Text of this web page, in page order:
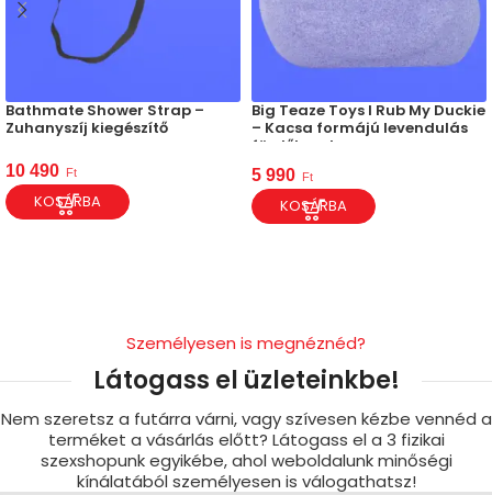
Bathmate Shower Strap –
Zuhanyszíj kiegészítő
10 490 Ft
KOSÁRBA
Big Teaze Toys I Rub My Duckie
– Kacsa formájú levendulás
fürdőbomba
5 990 Ft
KOSÁRBA
Személyesen is megnéznéd?
Látogass el üzleteinkbe!
Nem szeretsz a futárra várni, vagy szívesen kézbe vennéd a
terméket a vásárlás előtt? Látogass el a 3 fizikai
szexshopunk egyikébe, ahol weboldalunk minőségi
kínálatából személyesen is válogathatsz!